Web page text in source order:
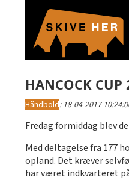
HANCOCK CUP
Håndbold:18-04-2017
Fredag formiddag blev
Med deltagelse fra 177
opland. Det kræver
har været indkvarteret